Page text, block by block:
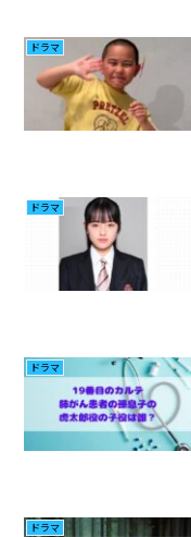
ドラマ
ドラマ
ドラマ
ドラマ